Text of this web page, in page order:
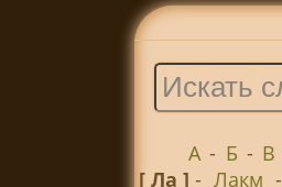
А - Б - В
[ Ла ]- Лакм -